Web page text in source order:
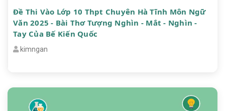
Đề Thi Vào Lớp 10 Thpt Chuyên Hà Tĩnh Môn Ngữ
Văn 2025 - Bài Thơ Tượng Nghìn - Mắt - Nghìn -
Tay Của Bế Kiến Quốc
kimngan